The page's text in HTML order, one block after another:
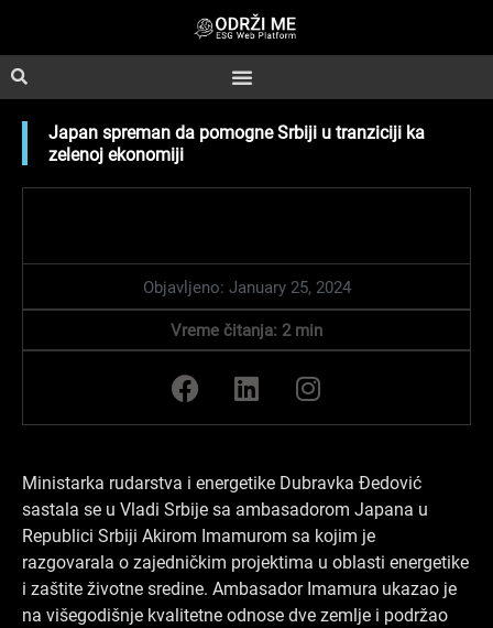
content
Japan spreman da pomogne Srbiji u tranziciji ka
zelenoj ekonomiji
Objavljeno: January 25, 2024
Vreme čitanja: 2 min
F
a
c
b
o
o
k
L
i
n
e
d
i
n
I
n
s
a
g
r
a
m
Ministarka rudarstva i energetike Dubravka Đedović
sastala se u Vladi Srbije sa ambasadorom Japana u
Republici Srbiji Akirom Imamurom sa kojim je
razgovarala o zajedničkim projektima u oblasti energetike
i zaštite životne sredine. Ambasador Imamura ukazao je
na višegodišnje kvalitetne odnose dve zemlje i podržao